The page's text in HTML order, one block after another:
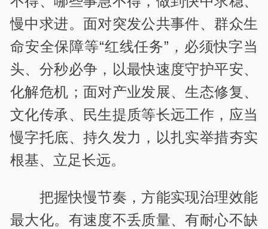
慢中求进。面对突发公共事件、群众生
命安全保障等“红线任务”，必须快字当
头、分秒必争，以最快速度守护平安、
化解危机；面对产业发展、生态修复、
文化传承、民生提质等长远工作，应当
慢字托底、持久发力，以扎实举措夯实
根基、立足长远。
把握快慢节奏，方能实现治理效能
最大化。有速度不丢质量、有耐心不缺